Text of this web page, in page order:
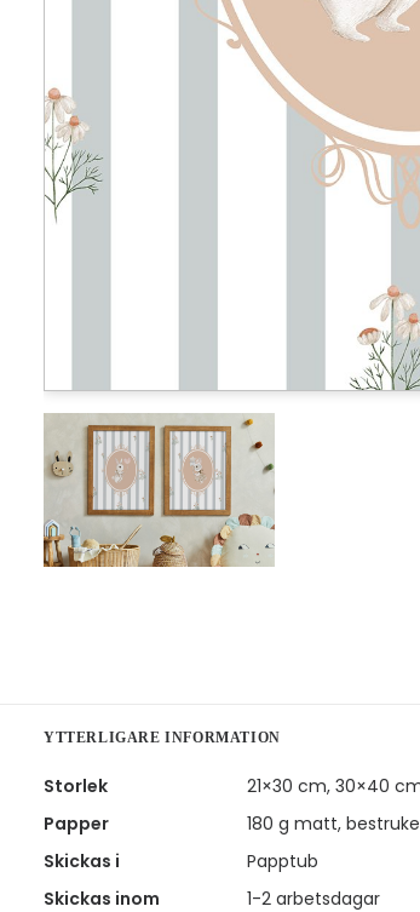
YTTERLIGARE INFORMATION
Storlek
21×30 cm, 30×40
Papper
180 g matt,
Skickas i
Papptub
Skickas inom
1-2 arbetsdagar